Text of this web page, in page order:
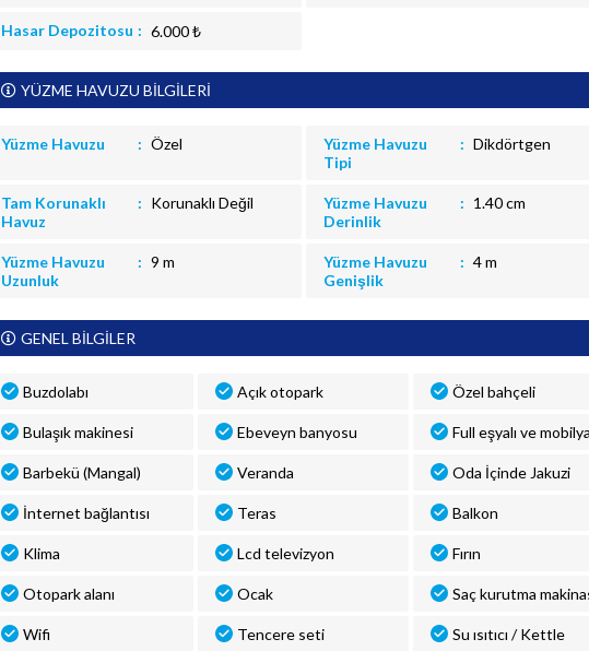
Hasar Depozitosu 6.000 ₺
YÜZME HAVUZU BİLGİLERİ
Yüzme Havuzu Özel
Yüzme Havuzu
Tipi
Dikdörtgen
Tam Korunaklı
Havuz
Korunaklı Değil
Yüzme Havuzu
Derinlik
1.40 cm
Yüzme Havuzu
Uzunluk
9 m
Yüzme Havuzu
Genişlik
4 m
GENEL BİLGİLER
Buzdolabı Açık otopark Özel bahçeli
Bulaşık makinesi Ebeveyn banyosu Full eşyalı ve
Barbekü (Mangal) Veranda Oda İçinde Jakuzi
İnternet bağlantısı Teras Balkon
Klima Lcd televizyon Fırın
Otopark alanı Ocak Saç kurutma
Wifi Tencere seti Su ısıtıcı / Kettle